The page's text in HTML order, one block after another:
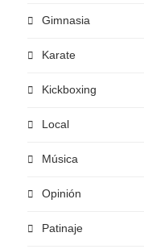
Gimnasia
Karate
Kickboxing
Local
Música
Opinión
Patinaje